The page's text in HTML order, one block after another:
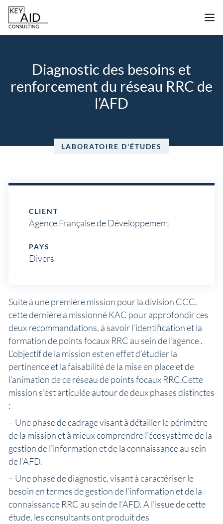
Aller
contenu
Diagnostic des besoins et
renforcement du réseau RRC de
l’AFD
LABORATOIRE D'ÉTUDES
Suite à une première mission pour la division CCC,
cette dernière a missionné KAC pour approfondir ces
deux recommandations, à savoir l’identification et la
formation de points focaux RRC au sein de l’agence .
L’objectif de la mission est en effet d’étudier la
pertinence et la faisabilité de la mise en place et de
l’animation de ce réseau de points focaux RRC.Cette
mission s’est articulée autour de deux phases distinctes
:
– Une phase de cadrage visant à détailler le périmètre
de la mission et à mieux comprendre l’écosystème de la
gestion de l’information et de la connaissance au sein
de l’AFD.
– Une phase de diagnostic, visant à caractériser le
besoin en termes de gestion de l’information et de la
connaissance RRC au sein de l’AFD. A l’issue de cette
étude, les consultants ont produit des
CLIENT
Agence Française de Développement
PAYS
Divers